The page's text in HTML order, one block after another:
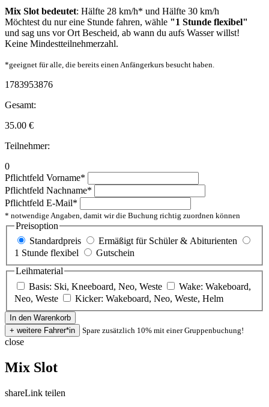
Mix Slot bedeutet: Hälfte 28 km/h* und Hälfte 30 km/h
Möchtest du nur eine Stunde fahren, wähle "1 Stunde flexibel"
und sag uns vor Ort Bescheid, ab wann du aufs Wasser willst!
Keine Mindestteilnehmerzahl.
*geeignet für alle, die bereits einen Anfängerkurs besucht haben.
1783953876
Gesamt:
35.00 €
Teilnehmer:
0
Pflichtfeld Vorname*
Pflichtfeld Nachname*
Pflichtfeld E-Mail*
* notwendige Angaben, damit wir die Buchung richtig zuordnen können
Preisoption
Standardpreis
Ermäßigt für Schüler & Abiturienten
1 Stunde flexibel
Gutschein
Leihmaterial
Basis: Ski, Kneeboard, Neo, Weste
Wake: Wakeboard,
Neo, Weste
Kicker: Wakeboard, Neo, Weste, Helm
Spare zusätzlich 10% mit einer Gruppenbuchung!
close
Mix Slot
shareLink teilen